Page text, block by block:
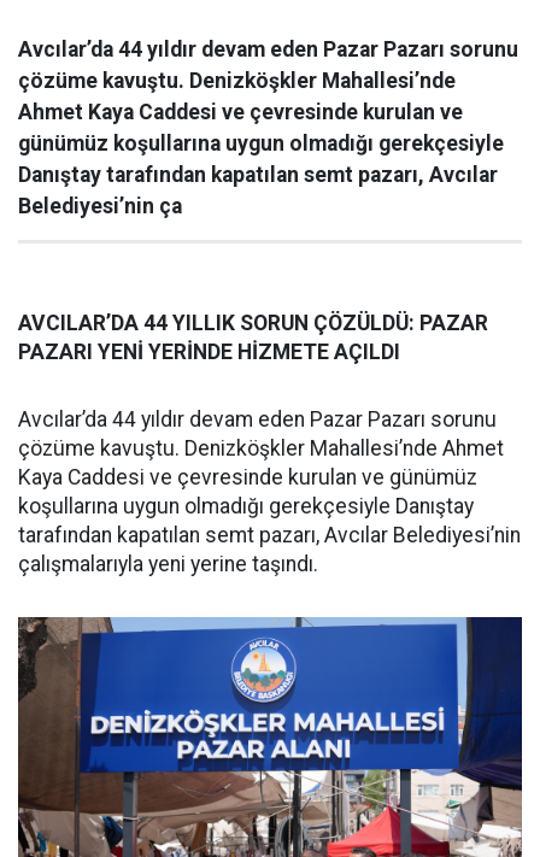
Avcılar’da 44 yıldır devam eden Pazar Pazarı sorunu
çözüme kavuştu. Denizköşkler Mahallesi’nde
Ahmet Kaya Caddesi ve çevresinde kurulan ve
günümüz koşullarına uygun olmadığı gerekçesiyle
Danıştay tarafından kapatılan semt pazarı, Avcılar
Belediyesi’nin ça
AVCILAR’DA 44 YILLIK SORUN ÇÖZÜLDÜ: PAZAR
PAZARI YENİ YERİNDE HİZMETE AÇILDI
Avcılar’da 44 yıldır devam eden Pazar Pazarı sorunu
çözüme kavuştu. Denizköşkler Mahallesi’nde Ahmet
Kaya Caddesi ve çevresinde kurulan ve günümüz
koşullarına uygun olmadığı gerekçesiyle Danıştay
tarafından kapatılan semt pazarı, Avcılar Belediyesi’nin
çalışmalarıyla yeni yerine taşındı.